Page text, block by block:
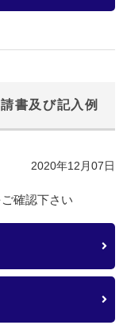
書及び記入例
2020年12月07日
確認下さい